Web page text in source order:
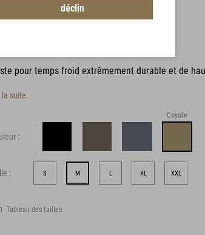
4.0 Jacket
pour temps froid extrêmement durable et de
la suite
:
Coyote
: S M L XL XXL
Tableau des tailles
déclin